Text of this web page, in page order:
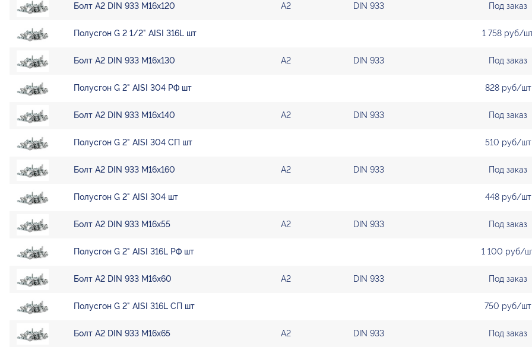
Болт А2 DIN 933 М16х120 А2 DIN 933 Под заказ
Полусгон G 2 1/2" AISI 316L шт 1 758 руб/
Болт А2 DIN 933 М16х130 А2 DIN 933 Под заказ
Полусгон G 2" AISI 304 РФ шт 828 руб/шт
Болт А2 DIN 933 М16х140 А2 DIN 933 Под заказ
Полусгон G 2" AISI 304 СП шт 510 руб/шт
Болт А2 DIN 933 М16х160 А2 DIN 933 Под заказ
Полусгон G 2" AISI 304 шт 448 руб/шт
Болт А2 DIN 933 М16х55 А2 DIN 933 Под заказ
Полусгон G 2" AISI 316L РФ шт 1 100 руб/
Болт А2 DIN 933 М16х60 А2 DIN 933 Под заказ
Полусгон G 2" AISI 316L СП шт 750 руб/шт
Болт А2 DIN 933 М16х65 А2 DIN 933 Под заказ